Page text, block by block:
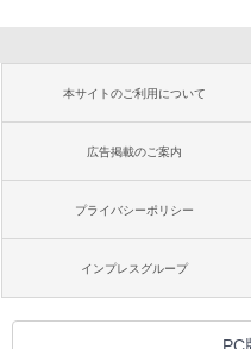
本サイトのご利用について
広告掲載のご案内
プライバシーポリシー
インプレスグループ